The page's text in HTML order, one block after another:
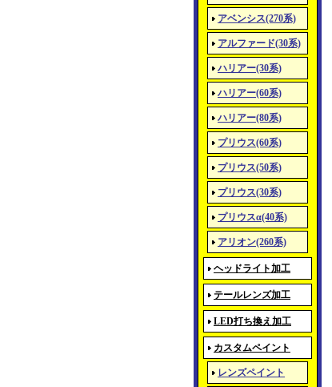
アベンシス(270系)
アルファード(30系)
ハリアー(30系)
ハリアー(60系)
ハリアー(80系)
プリウス(60系)
プリウス(50系)
プリウス(30系)
プリウスα(40系)
アリオン(260系)
ヘッドライト加工
テールレンズ加工
LED打ち換え加工
カスタムペイント
レンズペイント